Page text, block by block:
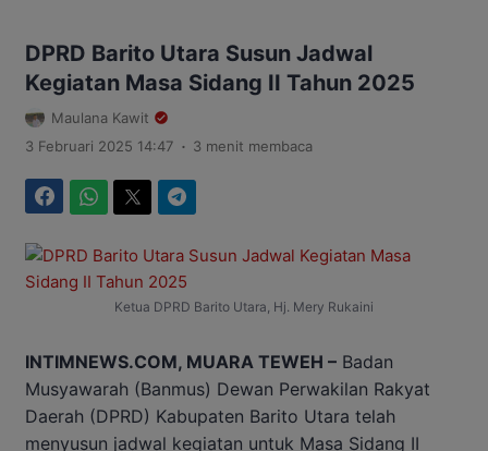
DPRD Barito Utara Susun Jadwal
Kegiatan Masa Sidang II Tahun 2025
Maulana Kawit
3 Februari 2025 14:47 . 3 menit membaca
Ketua DPRD Barito Utara, Hj. Mery Rukaini
INTIMNEWS.COM, MUARA TEWEH – Badan
Musyawarah (Banmus) Dewan Perwakilan Rakyat
Daerah (DPRD) Kabupaten Barito Utara telah
menyusun jadwal kegiatan untuk Masa Sidang II